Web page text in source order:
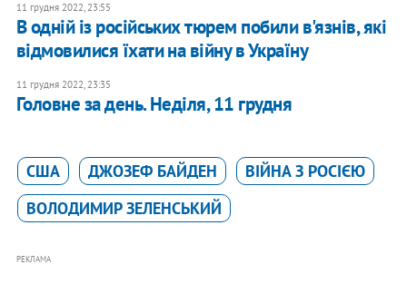
11 грудня 2022, 23:55
В одній із російських тюрем побили в'язнів, які
відмовилися їхати на війну в Україну
11 грудня 2022, 23:35
Головне за день. Неділя, 11 грудня
США ДЖОЗЕФ БАЙДЕН
ВІЙНА З РОСІЄЮ
ВОЛОДИМИР ЗЕЛЕНСЬКИЙ
РЕКЛАМА